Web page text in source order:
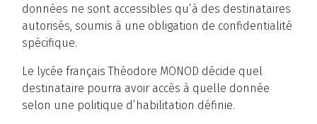
données ne sont accessibles qu’à des destinataires
autorisés, soumis à une obligation de confidentialité
spécifique.
Le lycée français Théodore MONOD décide quel
destinataire pourra avoir accès à quelle donnée
selon une politique d’habilitation définie.